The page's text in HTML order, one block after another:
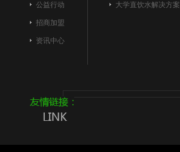
公益行动
招商加盟
资讯中心
大学直饮水解决方案